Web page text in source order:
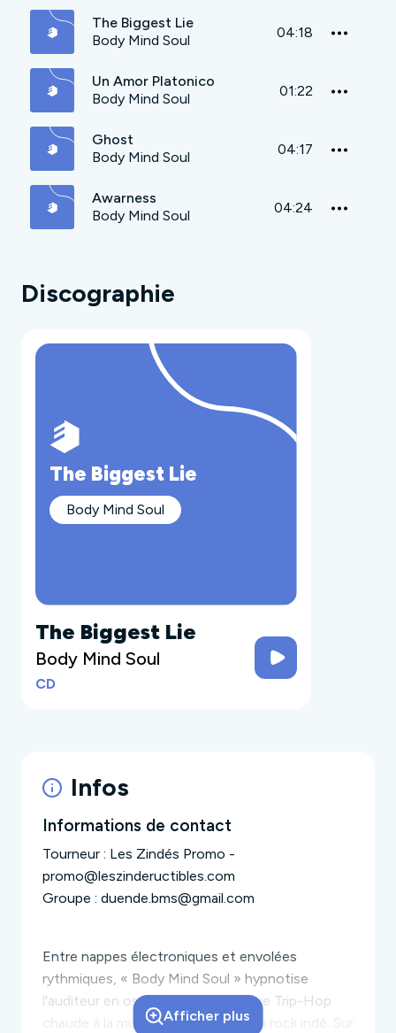
The Biggest Lie
Body Mind Soul
04:18
Un Amor Platonico
Body Mind Soul
01:22
Ghost
Body Mind Soul
04:17
Awarness
Body Mind Soul
04:24
Discographie
The Biggest Lie
Body Mind Soul
The Biggest Lie
Body Mind Soul
CD
Infos
Informations de contact
Tourneur : Les Zindés Promo -
promo@leszindeructibles.com
Groupe : duende.bms@gmail.com
Entre nappes électroniques et envolées
rythmiques, « Body Mind Soul » hypnotise
l'auditeur en oscillant d'une musique Trip-Hop
chaude à la musique progressive du rock indé. Sur
Afficher plus